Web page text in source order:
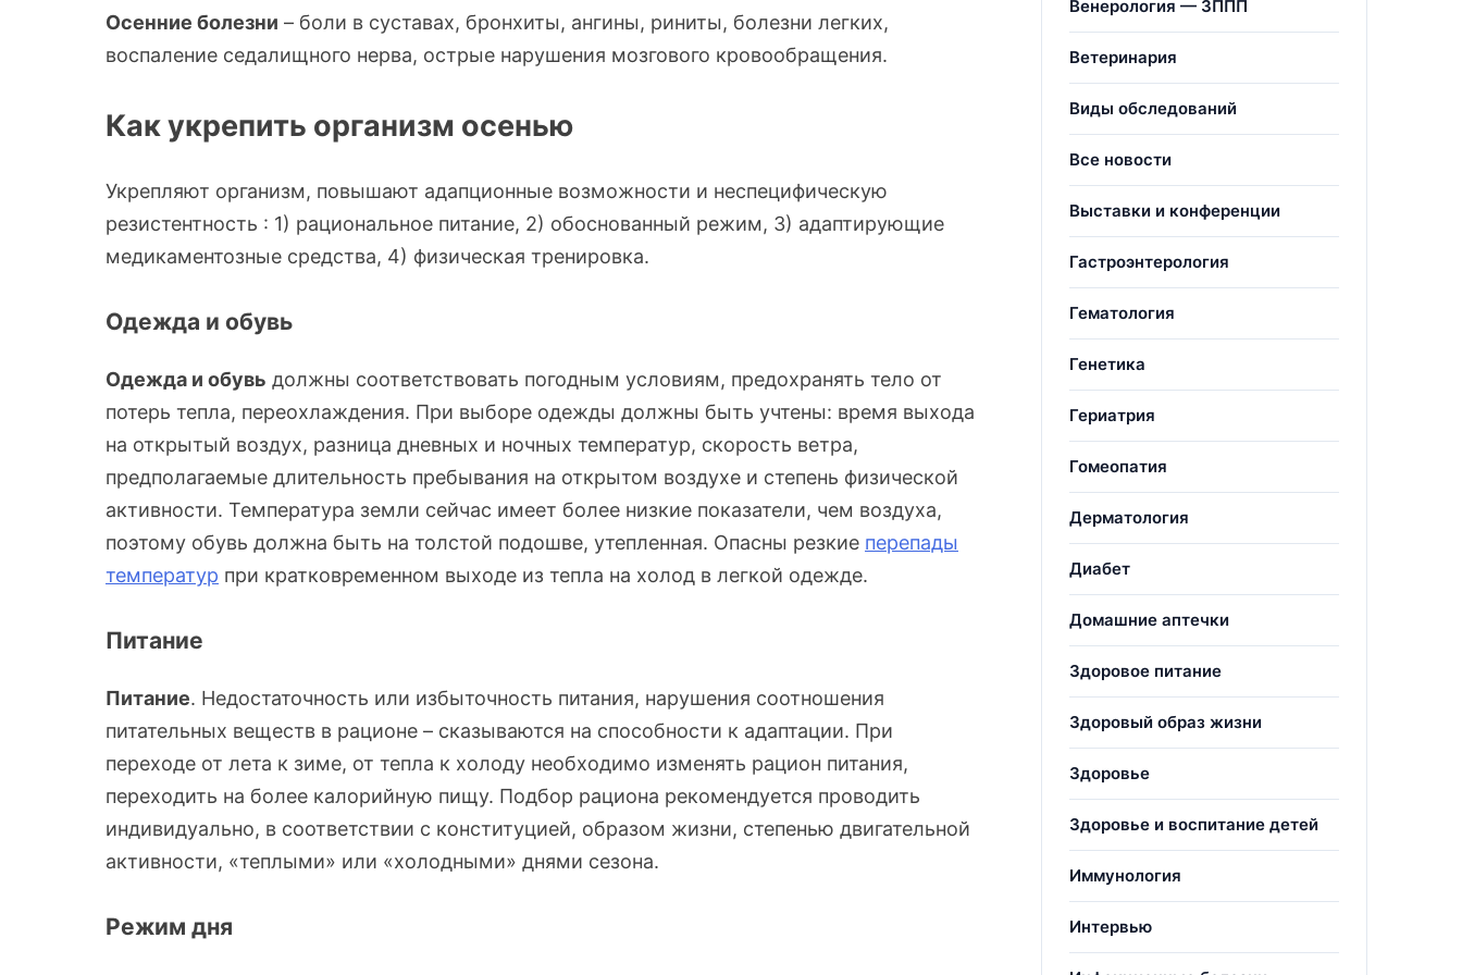
Осенние болезни – боли в суставах, бронхиты, ангины, риниты, болезни легких,
воспаление седалищного нерва, острые нарушения мозгового кровообращения.
Как укрепить организм осенью
Укрепляют организм, повышают адапционные возможности и неспецифическую
резистентность : 1) рациональное питание, 2) обоснованный режим, 3) адаптирующие
медикаментозные средства, 4) физическая тренировка.
Одежда и обувь
Одежда и обувь должны соответствовать погодным условиям, предохранять тело от
потерь тепла, переохлаждения. При выборе одежды должны быть учтены: время выхода
на открытый воздух, разница дневных и ночных температур, скорость ветра,
предполагаемые длительность пребывания на открытом воздухе и степень физической
активности. Температура земли сейчас имеет более низкие показатели, чем воздуха,
поэтому обувь должна быть на толстой подошве, утепленная. Опасны резкие перепады
температур при кратковременном выходе из тепла на холод в легкой одежде.
Питание
Питание. Недостаточность или избыточность питания, нарушения соотношения
питательных веществ в рационе – сказываются на способности к адаптации. При
переходе от лета к зиме, от тепла к холоду необходимо изменять рацион питания,
переходить на более калорийную пищу. Подбор рациона рекомендуется проводить
индивидуально, в соответствии с конституцией, образом жизни, степенью двигательной
активности, «теплыми» или «холодными» днями сезона.
Режим дня
Венерология — ЗППП
Ветеринария
Виды обследований
Все новости
Выставки и конференции
Гастроэнтерология
Гематология
Генетика
Гериатрия
Гомеопатия
Дерматология
Диабет
Домашние аптечки
Здоровое питание
Здоровый образ жизни
Здоровье
Здоровье и воспитание детей
Иммунология
Интервью